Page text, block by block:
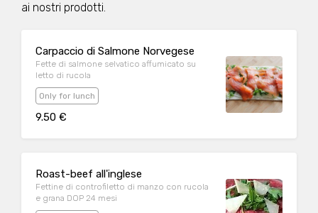
ai nostri prodotti.
Carpaccio di Salmone Norvegese
Fette di salmone selvatico affumicato su
letto di rucola
Only for lunch
9.50 €
Roast-beef all'inglese
Fettine di controfiletto di manzo con rucola
e grana DOP 24 mesi